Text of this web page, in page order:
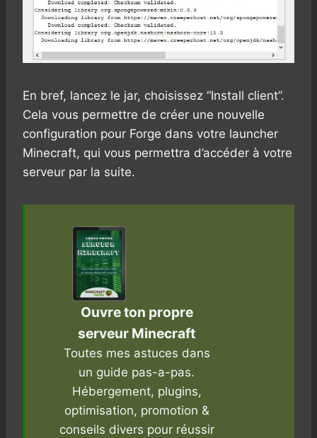
En bref, lancez le jar, choisissez “Install client”.
Cela vous permettre de créer une nouvelle
configuration pour Forge dans votre launcher
Minecraft, qui vous permettra d’accéder à votre
serveur par la suite.
Ouvre ton propre
serveur Minecraft
Toutes mes astuces dans
un guide pas-a-pas.
Hébergement, plugins,
optimisation, promotion &
conseils divers pour réussir